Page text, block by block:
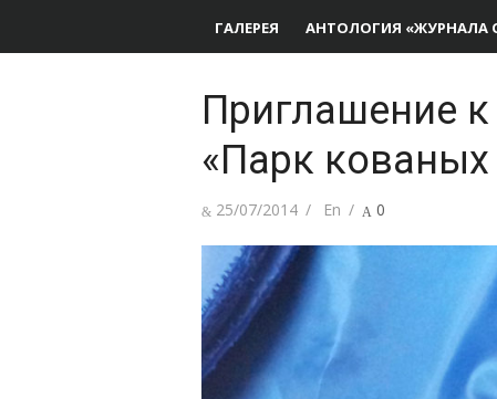
ГАЛЕРЕЯ АНТОЛОГИЯ «ЖУРНАЛА
Приглашение
«Парк кованых
Опубликовано
25/07/2014 Автор
En 0